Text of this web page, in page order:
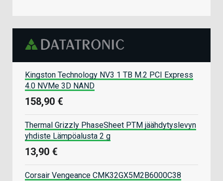
Kingston Technology NV3 1 TB M.2 PCI Express
4.0 NVMe 3D NAND
158,90 €
Thermal Grizzly PhaseSheet PTM jäähdytyslevyn
yhdiste Lämpöalusta 2 g
13,90 €
Corsair Vengeance CMK32GX5M2B6000C38